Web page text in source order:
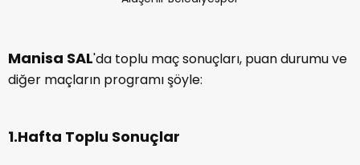
Manisa SAL'da toplu maç sonuçları, puan durumu ve
diğer maçların programı şöyle:
1.Hafta Toplu Sonuçlar